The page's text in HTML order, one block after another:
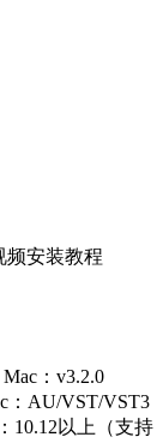
频安装教程
：v3.2.0
：AU/VST/VST3
10.12以上（支持